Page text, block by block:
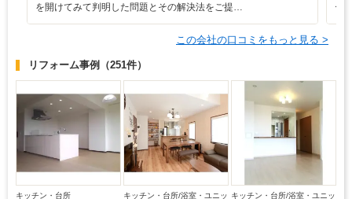
を開けてみて判明した問題とその解決法をご提…
ー
この会社の口コミをもっと見る >
リフォーム事例 （251件）
キッチン・台所
キッチン・台所/浴室・ユニッ キッチン・台所/浴室・ユニッ